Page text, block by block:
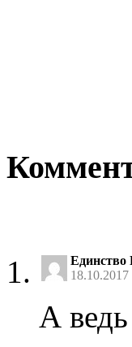
Единство
18.10.2017
А